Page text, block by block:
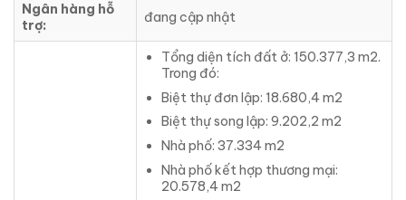
Ngân hàng hỗ
trợ:
đang cập nhật
Tổng diện tích đất ở: 150.377,3 m2.
Trong đó:
Biệt thự đơn lập: 18.680,4 m2
Biệt thự song lập: 9.202,2 m2
Nhà phố: 37.334 m2
Nhà phố kết hợp thương mại:
20.578,4 m2